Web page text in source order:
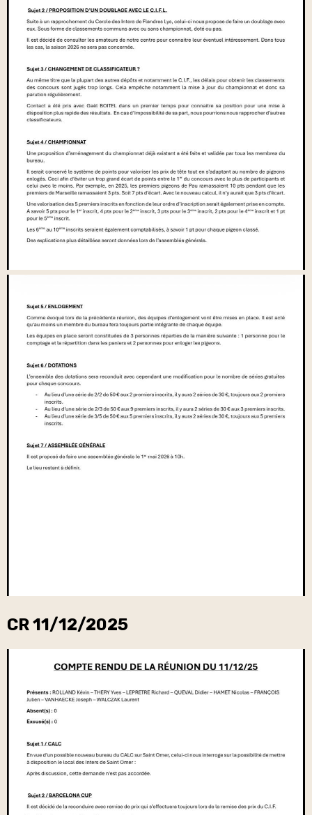
CR 11/12/2025